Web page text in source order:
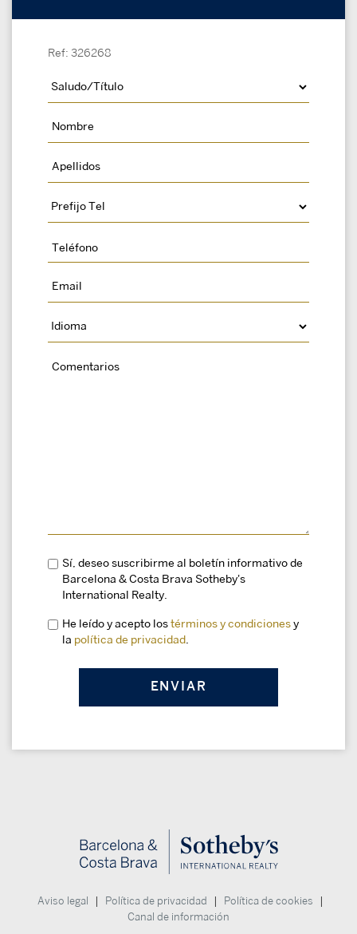
Ref: 326268
Sí, deseo suscribirme al boletín informativo de
Barcelona & Costa Brava Sotheby's
International Realty.
He leído y acepto los términos y condiciones y
la política de privacidad
Aviso legal Política de privacidad Política de cookies
Canal de información